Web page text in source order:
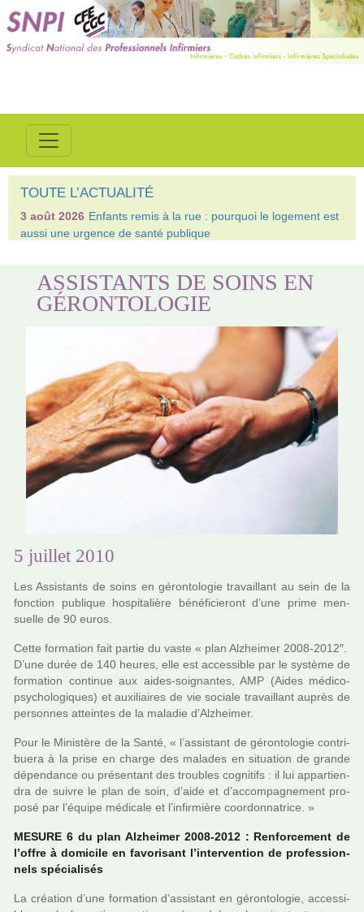
TOUTE L’ACTUALITÉ
3 août 2026 Enfants remis à la rue : pourquoi le logement est
aussi une urgence de santé publique
ASSISTANTS DE SOINS EN
GÉRONTOLOGIE
5 juillet 2010
Les Assistants de soins en géron­to­lo­gie tra­vaillant au sein de la
fonc­tion publi­que hos­pi­ta­lière béné­fi­cie­ront d’une prime men­
suelle de 90 euros.
Cette for­ma­tion fait partie du vaste « plan Alzheimer 2008-2012″.
D’une durée de 140 heures, elle est acces­si­ble par le sys­tème de
for­ma­tion conti­nue aux aides-soi­gnan­tes, AMP (Aides médico-
psy­cho­lo­gi­ques) et auxi­liai­res de vie sociale tra­vaillant auprès de
per­son­nes attein­tes de la mala­die d’Alzheimer.
Pour le Ministère de la Santé, « l’assis­tant de géron­to­lo­gie contri­
buera à la prise en charge des mala­des en situa­tion de grande
dépen­dance ou pré­sen­tant des trou­bles cog­ni­tifs : il lui appar­tien­
dra de suivre le plan de soin, d’aide et d’accom­pa­gne­ment pro­
posé par l’équipe médi­cale et l’infir­mière coor­don­na­trice. »
MESURE 6 du plan Alzheimer 2008-2012 : Renforcement de
l’offre à domi­cile en favo­ri­sant l’inter­ven­tion de pro­fes­sion­
nels spé­cia­li­sés
La créa­tion d’une for­ma­tion d’assis­tant en géron­to­lo­gie, acces­si­